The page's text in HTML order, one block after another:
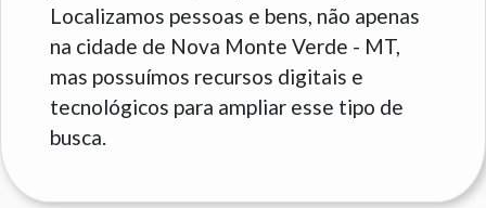
Localizamos pessoas e bens, não apenas
na cidade de Nova Monte Verde - MT,
mas possuímos recursos digitais e
tecnológicos para ampliar esse tipo de
busca.